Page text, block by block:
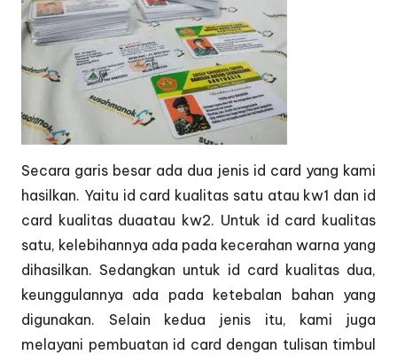
Secara garis besar ada dua jenis id card yang kami
hasilkan. Yaitu id card kualitas satu atau kw1 dan id
card kualitas duaatau kw2. Untuk id card kualitas
satu, kelebihannya ada pada kecerahan warna yang
dihasilkan. Sedangkan untuk id card kualitas dua,
keunggulannya ada pada ketebalan bahan yang
digunakan. Selain kedua jenis itu, kami juga
melayani pembuatan id card dengan tulisan timbul